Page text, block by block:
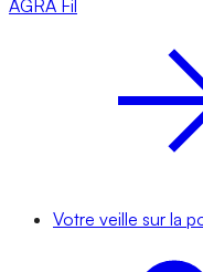
AGRA Fil
Votre veille sur la